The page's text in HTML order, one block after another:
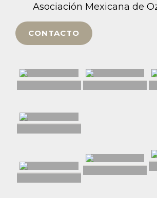
Asociación Mexicana de
CONTACTO